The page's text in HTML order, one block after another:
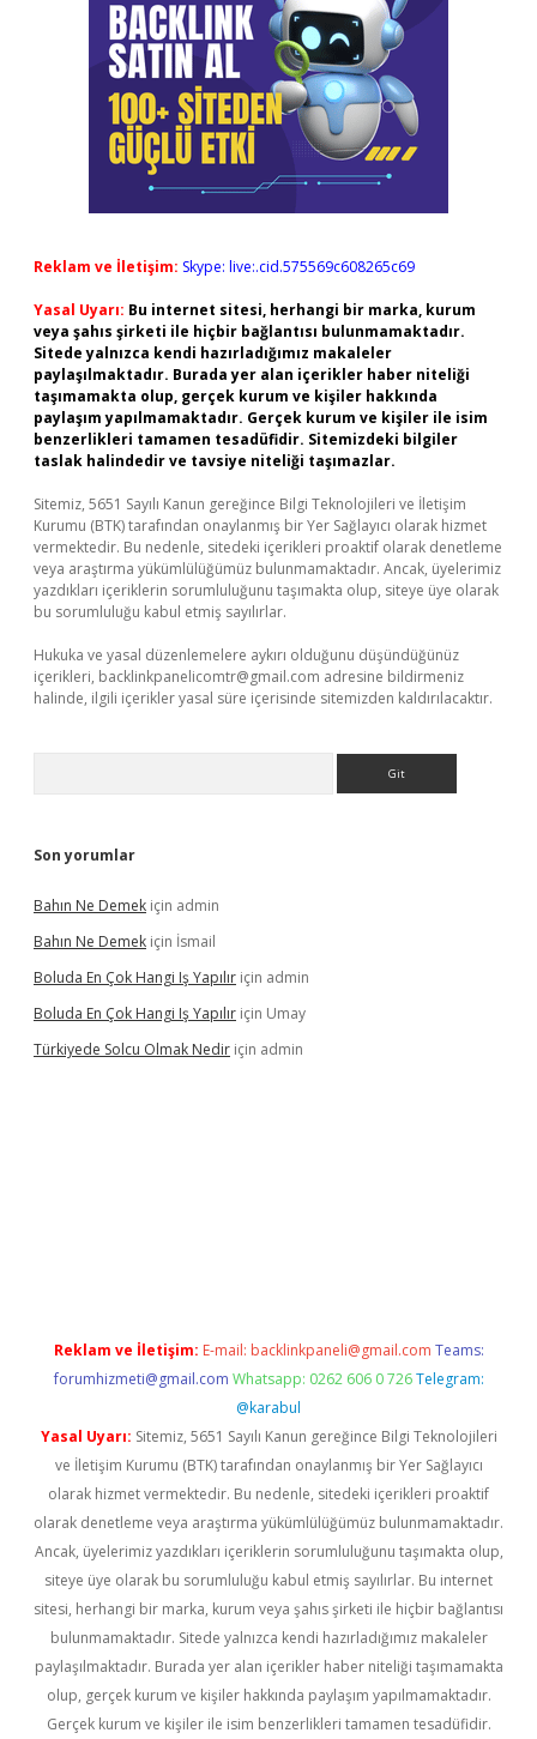
Reklam ve İletişim: Skype: live:.cid.575569c608265c69
Yasal Uyarı: Bu internet sitesi, herhangi bir marka, kurum
veya şahıs şirketi ile hiçbir bağlantısı bulunmamaktadır.
Sitede yalnızca kendi hazırladığımız makaleler
paylaşılmaktadır. Burada yer alan içerikler haber niteliği
taşımamakta olup, gerçek kurum ve kişiler hakkında
paylaşım yapılmamaktadır. Gerçek kurum ve kişiler ile isim
benzerlikleri tamamen tesadüfidir. Sitemizdeki bilgiler
taslak halindedir ve tavsiye niteliği taşımazlar.
Sitemiz, 5651 Sayılı Kanun gereğince Bilgi Teknolojileri ve İletişim
Kurumu (BTK) tarafından onaylanmış bir Yer Sağlayıcı olarak hizmet
vermektedir. Bu nedenle, sitedeki içerikleri proaktif olarak denetleme
veya araştırma yükümlülüğümüz bulunmamaktadır. Ancak, üyelerimiz
yazdıkları içeriklerin sorumluluğunu taşımakta olup, siteye üye olarak
bu sorumluluğu kabul etmiş sayılırlar.
Hukuka ve yasal düzenlemelere aykırı olduğunu düşündüğünüz
içerikleri, backlinkpanelicomtr@gmail.com adresine bildirmeniz
halinde, ilgili içerikler yasal süre içerisinde sitemizden kaldırılacaktır.
Son yorumlar
Bahın Ne Demek için admin
Bahın Ne Demek için İsmail
Boluda En Çok Hangi Iş Yapılır için admin
Boluda En Çok Hangi Iş Yapılır için Umay
Türkiyede Solcu Olmak Nedir için admin
Reklam ve İletişim: E-mail: backlinkpaneli@gmail.com Teams:
forumhizmeti@gmail.com Whatsapp: 0262 606 0 726 Telegram:
@karabul
Yasal Uyarı: Sitemiz, 5651 Sayılı Kanun gereğince Bilgi Teknolojileri
ve İletişim Kurumu (BTK) tarafından onaylanmış bir Yer Sağlayıcı
olarak hizmet vermektedir. Bu nedenle, sitedeki içerikleri proaktif
olarak denetleme veya araştırma yükümlülüğümüz bulunmamaktadır.
Ancak, üyelerimiz yazdıkları içeriklerin sorumluluğunu taşımakta olup,
siteye üye olarak bu sorumluluğu kabul etmiş sayılırlar. Bu internet
sitesi, herhangi bir marka, kurum veya şahıs şirketi ile hiçbir bağlantısı
bulunmamaktadır. Sitede yalnızca kendi hazırladığımız makaleler
paylaşılmaktadır. Burada yer alan içerikler haber niteliği taşımamakta
olup, gerçek kurum ve kişiler hakkında paylaşım yapılmamaktadır.
Gerçek kurum ve kişiler ile isim benzerlikleri tamamen tesadüfidir.